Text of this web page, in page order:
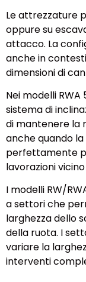
Le attrezzature
oppure su
attacco. La
anche in
dimensioni di
Nei modelli
sistema di
di mantenere la
anche quando
perfettamente
lavorazioni
I modelli RW/
a settori che
larghezza dello
della ruota. I
variare la
interventi